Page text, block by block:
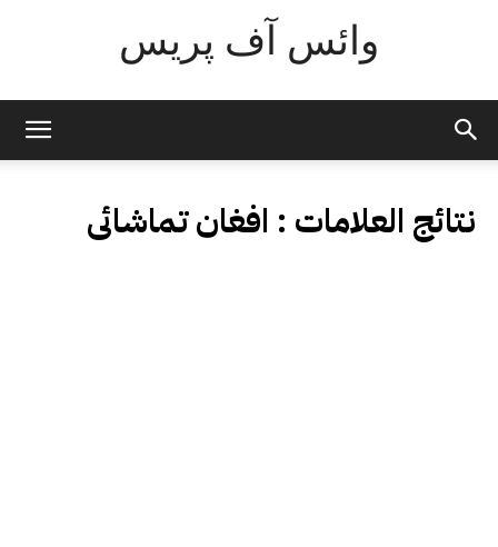
وائس آف پریس
نتائج العلامات : افغان تماشائی